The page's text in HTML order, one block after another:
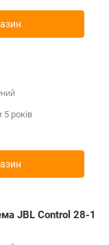
років
JBL Control 28-1